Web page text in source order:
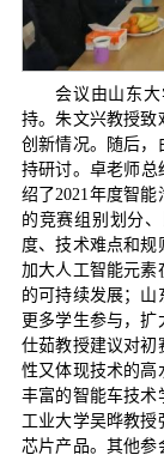
会议由山东
持。朱文兴教授致
创新情况。随后，
持研讨。卓老师总
绍了2021年度智
的竞赛组别划分
度、技术难点和规
加大人工智能元素
的可持续发展；山
更多学生参与，
仕茹教授建议对初
性又体现技术的高
丰富的智能车技术
工业大学吴晔教授
芯片产品。其他参